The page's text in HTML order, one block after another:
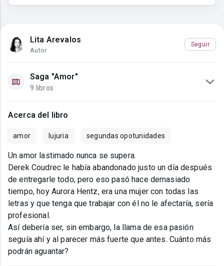
Lita Arevalos
Autor
Seguir
Saga "Amor"
9 libros
Acerca del libro
amor lujuria segundas opotunidades
Un amor lastimado nunca se supera.
Derek Coudrec le había abandonado justo un día después
de entregarle todo, pero eso pasó hace demasiado
tiempo, hoy Aurora Hentz, era una mujer con todas las
letras y que tenga que trabajar con él no le afectaría, sería
profesional.
Así debería ser, sin embargo, la llama de esa pasión
seguía ahí y al parecer más fuerte que antes. Cuánto más
podrán aguantar?